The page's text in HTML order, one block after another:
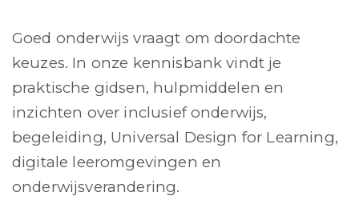
Goed onderwijs vraagt om doordachte
keuzes. In onze kennisbank vindt je
praktische gidsen, hulpmiddelen en
inzichten over inclusief onderwijs,
begeleiding, Universal Design for Learning,
digitale leeromgevingen en
onderwijsverandering.